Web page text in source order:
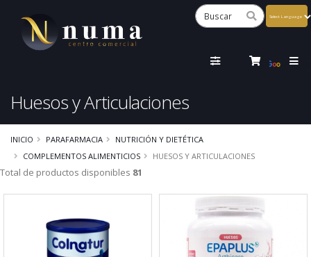
Huesos y Articulaciones
INICIO PARAFARMACIA
NUTRICIÓN Y DIETÉTICA
COMPLEMENTOS ALIMENTICIOS
HUESOS Y ARTICULACIONES
Total de productos disponibles 81